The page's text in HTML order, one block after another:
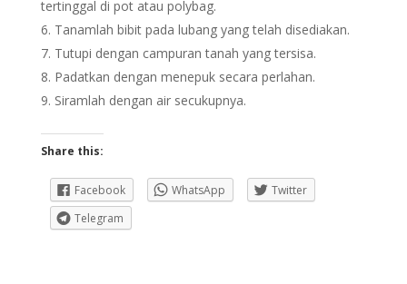
tertinggal di pot atau polybag.
Tanamlah bibit pada lubang yang telah disediakan.
Tutupi dengan campuran tanah yang tersisa.
Padatkan dengan menepuk secara perlahan.
Siramlah dengan air secukupnya.
Share this:
Facebook WhatsApp
Twitter
Telegram